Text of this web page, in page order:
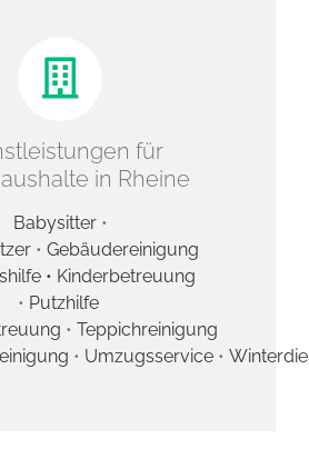
für
in Rheine
Babysitter•
• Gebäudereinigung
• Kinderbetreuung
• Putzhilfe
• Teppichreinigung
• Umzugsservice •